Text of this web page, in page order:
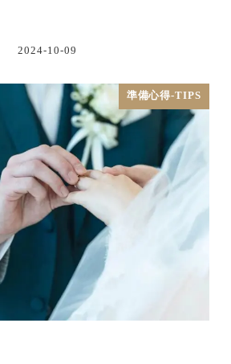
2024-10-09
準備心得-TIPS